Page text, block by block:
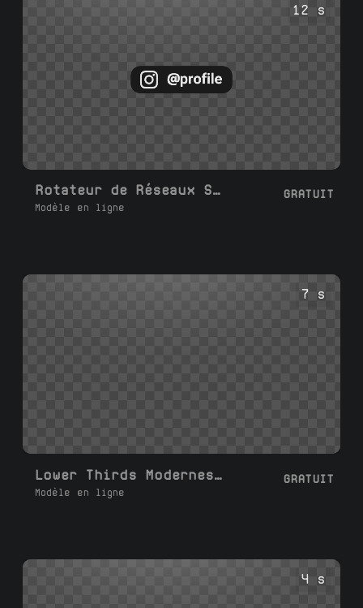
12 s
Rotateur de Réseaux Sociaux 1-6
Modèle en ligne
GRATUIT
7 s
Lower Thirds Modernes Personnalisés
Modèle en ligne
GRATUIT
4 s